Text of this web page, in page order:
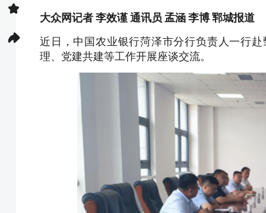
大众网记者 李效谨 通讯员 孟涵 李博 郓城报道
近日，中国农业银行菏泽市分行负责人一行
理、党建共建等工作开展座谈交流。